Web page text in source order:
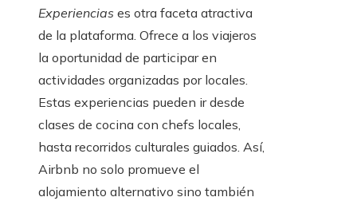
Experiencias es otra faceta atractiva
de la plataforma. Ofrece a los viajeros
la oportunidad de participar en
actividades organizadas por locales.
Estas experiencias pueden ir desde
clases de cocina con chefs locales,
hasta recorridos culturales guiados. Así,
Airbnb no solo promueve el
alojamiento alternativo sino también